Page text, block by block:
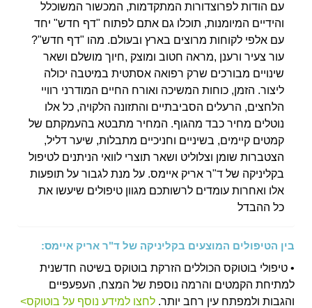
עם הודות לפרוצדורות המתקדמות, המכשור המשוכלל
והידיים המיומנות, תוכלו גם אתם לפתוח "דף חדש" יחד
עם אלפי לקוחות מרוצים בארץ ובעולם. מהו "דף חדש"?
עור צעיר ורענן ,מראה חטוב ומוצק ,חיוך מושלם ושאר
שינויים מבורכים שרק רפואה אסתטית במיטבה יכולה
ליצור. הזמן, כוחות המשיכה ואורח החיים המודרני רוויי
הלחצים, הרעלים הסביבתיים והתזונה הלקויה, כל אלו
נוטלים מחיר כבד מהגוף. המחיר מתבטא בהעמקתם של
קמטים קיימים, בשיניים וחניכיים מתבלות, שיער דליל,
הצטברות שומן וצלוליט ושאר תוצרי לוואי הניתנים לטיפול
בקליניקה של ד"ר אריק איימס. על מנת לגבור על תופעות
אלו ואחרות עומדים לרשותכם מגוון טיפולים שיעשו את
כל ההבדל
בין הטיפולים המוצעים בקליניקה של ד"ר אריק איימס:
• טיפולי בוטוקס הכוללים הזרקת בוטוקס בשיטה חדשנית
למתיחת הקמטים והרמה נוספת של המצח, העפעפיים
והגבות ולמפתח עין רחב יותר. לחצו למידע נוסף על בוטוקס>